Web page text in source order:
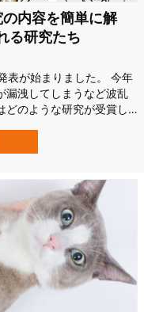
内容を簡単に解
る研究たち
表が始まりました。 今年
漏洩してしまうなど波乱
どのような研究が受賞し
。 生理学・医学賞：新
寄与 credit:THE NOBEL